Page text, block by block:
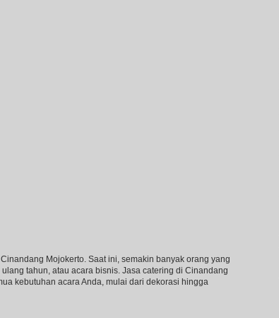
Mojokerto. Saat ini, semakin banyak orang yang
tahun, atau acara bisnis. Jasa catering di Cinandang
kebutuhan acara Anda, mulai dari dekorasi hingga